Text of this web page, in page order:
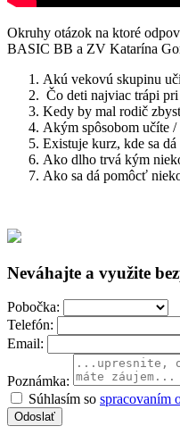
Okruhy otázok na ktoré
BASIC BB a ZV Katarína
Akú vekovú skupinu
Čo deti najviac trápi
Kedy by mal rodič
Akým spôsobom učíte /
Existuje kurz, kde sa
Ako dlho trvá kým
Ako sa dá pomôcť
Neváhajte a využite
Pobočka:
Telefón:
Email:
Poznámka:
Súhlasím so spracovaním
Odoslať